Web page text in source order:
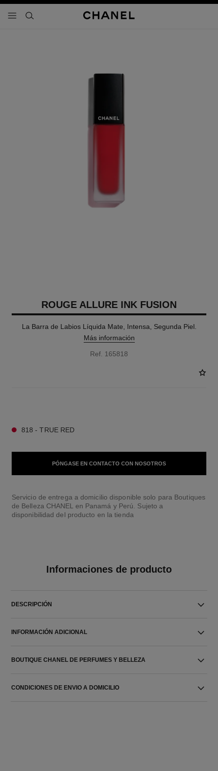
- navegación principal
buscar
ROUGE ALLURE INK FUSION
La Barra de Labios Líquida Mate, Intensa, Segunda Piel.
Más información
Ref. 165818
818 - TRUE RED
PÓNGASE EN CONTACTO CON NOSOTROS
Servicio de entrega a domicilio disponible solo para Boutiques
de Belleza CHANEL en Panamá y Perú. Sujeto a
disponibilidad del producto en la tienda
Informaciones de producto
DESCRIPCIÓN
INFORMACIÓN ADICIONAL
BOUTIQUE CHANEL DE PERFUMES Y BELLEZA
CONDICIONES DE ENVIO A DOMICILIO